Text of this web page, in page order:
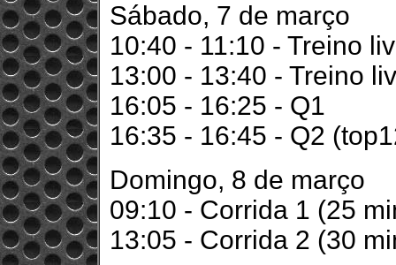
Sábado, 7 de março
10:40 - 11:10 - Treino
13:00 - 13:40 - Treino
16:05 - 16:25 - Q1
16:35 - 16:45 - Q2
Domingo, 8 de março
09:10 - Corrida 1 (25
13:05 - Corrida 2 (30